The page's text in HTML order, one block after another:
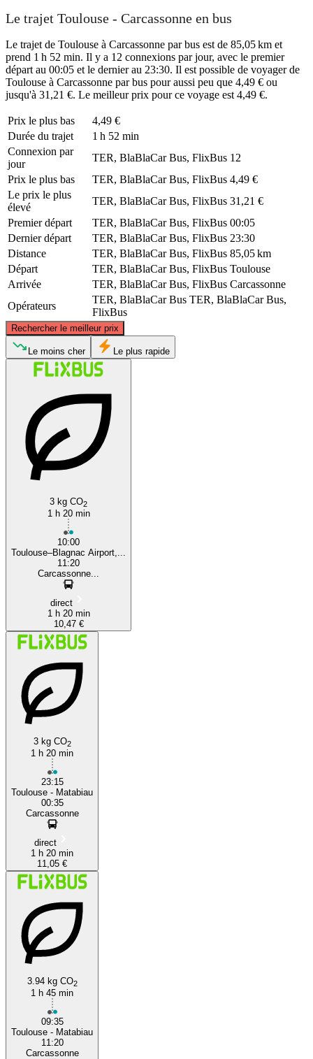
Le trajet Toulouse - Carcassonne en bus
Le trajet de Toulouse à Carcassonne par bus est de 85,05 km et
prend 1 h 52 min. Il y a 12 connexions par jour, avec le premier
départ au 00:05 et le dernier au 23:30. Il est possible de voyager de
Toulouse à Carcassonne par bus pour aussi peu que 4,49 € ou
jusqu'à 31,21 €. Le meilleur prix pour ce voyage est 4,49 €.
Prix ​​le plus bas
4,49 €
Durée du trajet
1 h 52 min
Connexion par
jour
TER, BlaBlaCar Bus, FlixBus 12
Prix ​​le plus bas
TER, BlaBlaCar Bus, FlixBus 4,49 €
Le prix le plus
élevé
TER, BlaBlaCar Bus, FlixBus 31,21 €
Premier départ
TER, BlaBlaCar Bus, FlixBus 00:05
Dernier départ
TER, BlaBlaCar Bus, FlixBus 23:30
Distance
TER, BlaBlaCar Bus, FlixBus 85,05 km
Départ
TER, BlaBlaCar Bus, FlixBus Toulouse
Arrivée
TER, BlaBlaCar Bus, FlixBus Carcassonne
Opérateurs
TER, BlaBlaCar Bus TER, BlaBlaCar Bus,
FlixBus
Rechercher le meilleur prix
Toulouse
Le moins cher Le plus rapide
3 kg CO2
1 h 20 min
10:00
Toulouse–Blagnac Airport,...
11:20
Carcassonne...
direct
1 h 20 min
10,47 €
3 kg CO2
1 h 20 min
23:15
Toulouse - Matabiau
00:35
Carcassonne
direct
1 h 20 min
11,05 €
3.94 kg CO2
1 h 45 min
09:35
Toulouse - Matabiau
11:20
Carcassonne